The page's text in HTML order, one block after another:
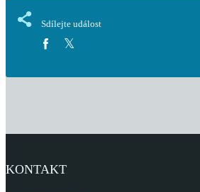
Sdílejte událost
KONTAKT